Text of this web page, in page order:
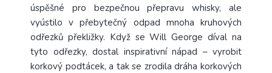
úspěšné pro bezpečnou přepravu whisky, ale
vyústilo v přebytečný odpad mnoha kruhových
odřezků překližky. Když se Will George díval na
tyto odřezky, dostal inspirativní nápad – vyrobit
korkový podtácek, a tak se zrodila dráha korkových